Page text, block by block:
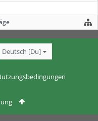
Deutsch [Du]